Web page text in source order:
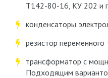
Т142-80-16, КУ 202 и
конденсаторы
резистор
трансформатор с
Подходящим